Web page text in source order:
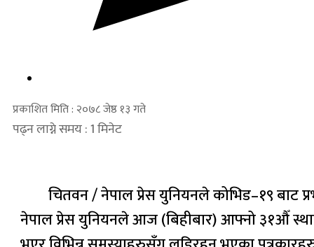
प्रकाशित मिति : २०७८ जेष्ठ १३ गते
पढ्न लाग्ने समय : 1 मिनेट
चितवन / नेपाल प्रेस युनियनले कोभिड–१९ बाट
नेपाल प्रेस युनियनले आज (बिहीबार) आफ्नो ३१औँ